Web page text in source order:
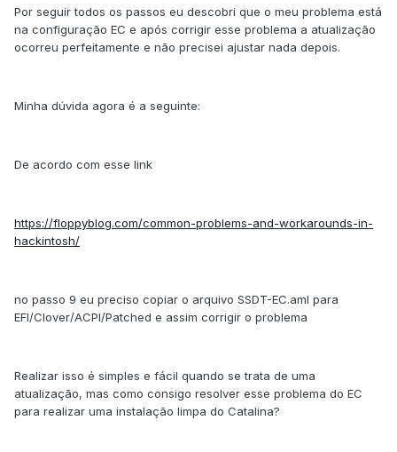
Por seguir todos os passos eu descobri que o meu problema está
na configuração EC e após corrigir esse problema a atualização
ocorreu perfeitamente e não precisei ajustar nada depois.
Minha dúvida agora é a seguinte:
De acordo com esse link
https://floppyblog.com/common-problems-and-workarounds-in-
hackintosh/
no passo 9 eu preciso copiar o arquivo SSDT-EC.aml para
EFI/Clover/ACPI/Patched e assim corrigir o problema
Realizar isso é simples e fácil quando se trata de uma
atualização, mas como consigo resolver esse problema do EC
para realizar uma instalação limpa do Catalina?